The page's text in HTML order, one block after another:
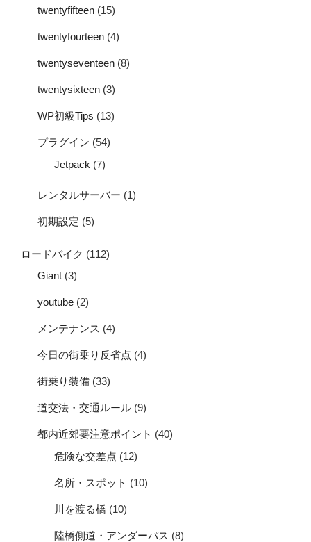
twentyfifteen (15)
twentyfourteen (4)
twentyseventeen (8)
twentysixteen (3)
WP初級Tips (13)
プラグイン (54)
Jetpack (7)
レンタルサーバー (1)
初期設定 (5)
ロードバイク (112)
Giant (3)
youtube (2)
メンテナンス (4)
今日の街乗り反省点 (4)
街乗り装備 (33)
道交法・交通ルール (9)
都内近郊要注意ポイント (40)
危険な交差点 (12)
名所・スポット (10)
川を渡る橋 (10)
陸橋側道・アンダーパス (8)